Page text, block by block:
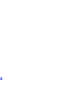
جعفر بناهي